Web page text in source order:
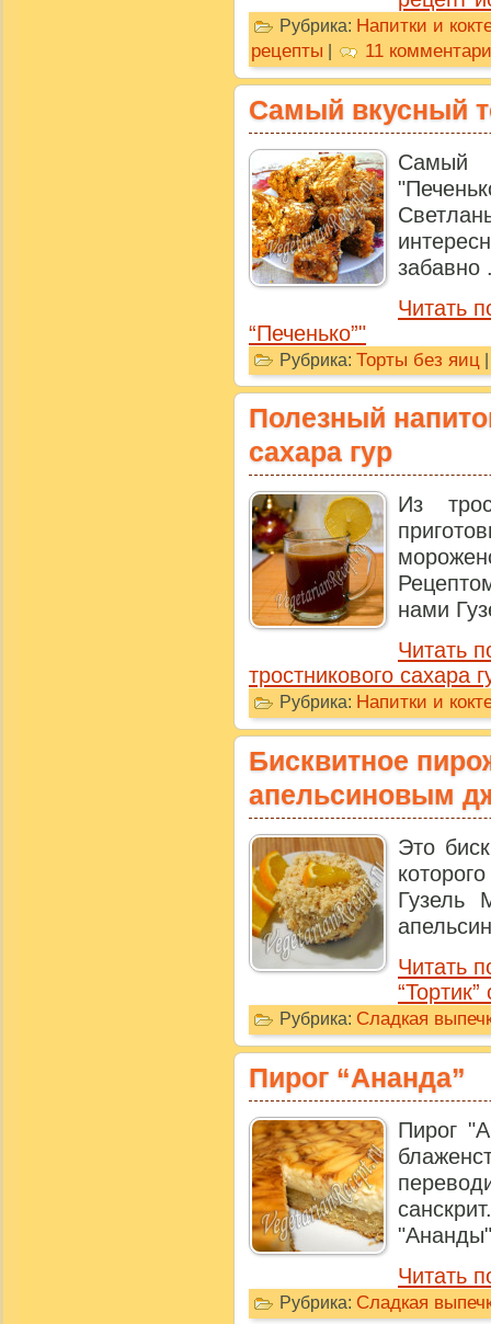
Рубрика: Напитки и
рецепты
11
Самый вкусный
Самый
забавно
Читать
“Печенько”"
Рубрика: Торты без яиц
Полезный
сахара гур
Из
нами
Читать
тростникового сахара
Рубрика: Напитки и
Бисквитное
апельсиновым
Это
Гузель
Читать
Рубрика: Сладкая
Пирог “Ананда”
Пирог
Читать
Рубрика: Сладкая